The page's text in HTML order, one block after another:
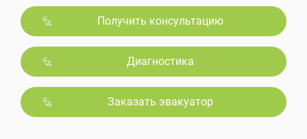
Получить консультацию
Диагностика
Заказать эвакуатор